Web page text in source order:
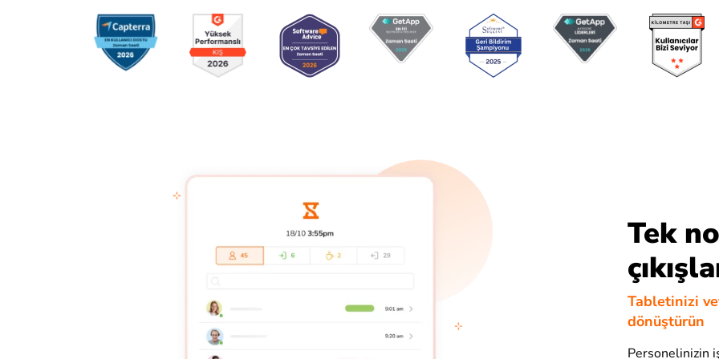
Tek
Tabletinizi
dönüştürün
Personelinizin